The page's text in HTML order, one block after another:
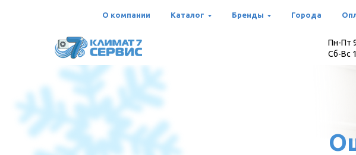
О компании Каталог Бренды Города
Пн-Пт
Сб-Вс